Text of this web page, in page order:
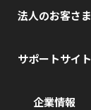
法人のお客さま
サポートサイト
企業情報